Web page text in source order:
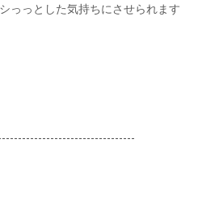
っっとした気持ちにさせられます